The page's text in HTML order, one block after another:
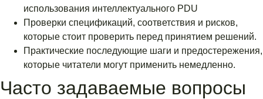
использования интеллектуального PDU
Проверки спецификаций, соответствия и рисков,
которые стоит проверить перед принятием решений.
Практические последующие шаги и предостережения,
которые читатели могут применить немедленно.
Часто задаваемые вопросы